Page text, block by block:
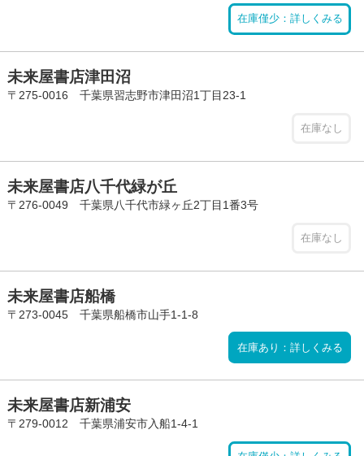
在庫僅少：詳しくみる
未来屋書店津田沼
〒275-0016 千葉県習志野市津田沼1丁目23-1
在庫なし
未来屋書店八千代緑が丘
〒276-0049 千葉県八千代市緑ヶ丘2丁目1番3号
在庫なし
未来屋書店船橋
〒273-0045 千葉県船橋市山手1-1-8
在庫あり：詳しくみる
未来屋書店新浦安
〒279-0012 千葉県浦安市入船1-4-1